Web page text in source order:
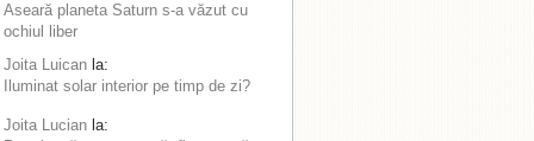
Aseară planeta Saturn s-a văzut cu
ochiul liber
Joita Luican la:
Iluminat solar interior pe timp de zi?
Joita Lucian la: